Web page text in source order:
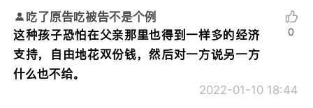
吃了原告吃被告不是个例
这种孩子恐怕在父亲那里也得到一样多的经济
支持，自由地花双份钱，然后对一方说另一方
什么也不给。
2022-01-10 18:44
0